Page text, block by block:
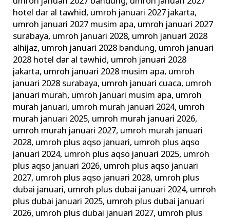
hotel dar al tawhid, umroh januari 2027 jakarta,
umroh januari 2027 musim apa, umroh januari 2027
surabaya, umroh januari 2028, umroh januari 2028
alhijaz, umroh januari 2028 bandung, umroh januari
2028 hotel dar al tawhid, umroh januari 2028
jakarta, umroh januari 2028 musim apa, umroh
januari 2028 surabaya, umroh januari cuaca, umroh
januari murah, umroh januari musim apa, umroh
murah januari, umroh murah januari 2024, umroh
murah januari 2025, umroh murah januari 2026,
umroh murah januari 2027, umroh murah januari
2028, umroh plus aqso januari, umroh plus aqso
januari 2024, umroh plus aqso januari 2025, umroh
plus aqso januari 2026, umroh plus aqso januari
2027, umroh plus aqso januari 2028, umroh plus
dubai januari, umroh plus dubai januari 2024, umroh
plus dubai januari 2025, umroh plus dubai januari
2026, umroh plus dubai januari 2027, umroh plus